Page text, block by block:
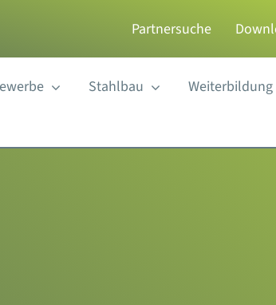
Partnersuche
Stahlbau Weiterbildung